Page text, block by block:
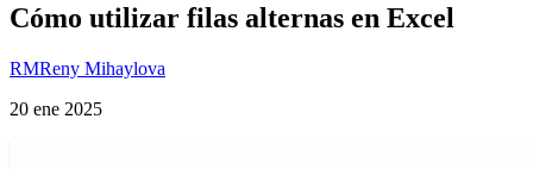
Cómo utilizar filas alternas en Excel
RMReny Mihaylova
20 ene 2025